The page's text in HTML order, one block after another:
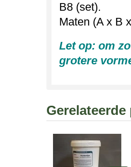
B8 (set).
Maten (A x B
Let op: om
grotere